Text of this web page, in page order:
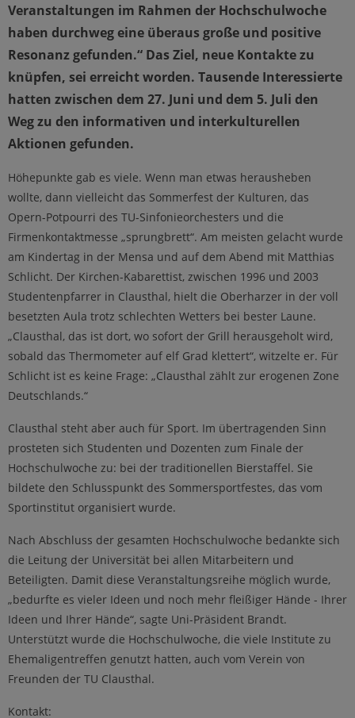
Veranstaltungen im Rahmen der Hochschulwoche
haben durchweg eine überaus große und positive
Resonanz gefunden.“ Das Ziel, neue Kontakte zu
knüpfen, sei erreicht worden. Tausende Interessierte
hatten zwischen dem 27. Juni und dem 5. Juli den
Weg zu den informativen und interkulturellen
Aktionen gefunden.
Höhepunkte gab es viele. Wenn man etwas herausheben
wollte, dann vielleicht das Sommerfest der Kulturen, das
Opern-Potpourri des TU-Sinfonieorchesters und die
Firmenkontaktmesse „sprungbrett“. Am meisten gelacht wurde
am Kindertag in der Mensa und auf dem Abend mit Matthias
Schlicht. Der Kirchen-Kabarettist, zwischen 1996 und 2003
Studentenpfarrer in Clausthal, hielt die Oberharzer in der voll
besetzten Aula trotz schlechten Wetters bei bester Laune.
„Clausthal, das ist dort, wo sofort der Grill herausgeholt wird,
sobald das Thermometer auf elf Grad klettert“, witzelte er. Für
Schlicht ist es keine Frage: „Clausthal zählt zur erogenen Zone
Deutschlands.“
Clausthal steht aber auch für Sport. Im übertragenden Sinn
prosteten sich Studenten und Dozenten zum Finale der
Hochschulwoche zu: bei der traditionellen Bierstaffel. Sie
bildete den Schlusspunkt des Sommersportfestes, das vom
Sportinstitut organisiert wurde.
Nach Abschluss der gesamten Hochschulwoche bedankte sich
die Leitung der Universität bei allen Mitarbeitern und
Beteiligten. Damit diese Veranstaltungsreihe möglich wurde,
„bedurfte es vieler Ideen und noch mehr fleißiger Hände - Ihrer
Ideen und Ihrer Hände“, sagte Uni-Präsident Brandt.
Unterstützt wurde die Hochschulwoche, die viele Institute zu
Ehemaligentreffen genutzt hatten, auch vom Verein von
Freunden der TU Clausthal.
Kontakt: